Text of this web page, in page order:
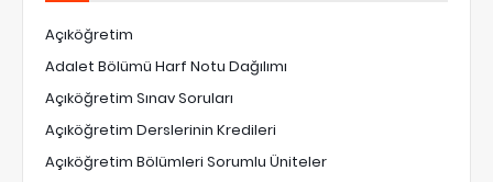
Açıköğretim
Adalet Bölümü Harf Notu Dağılımı
Açıköğretim Sınav Soruları
Açıköğretim Derslerinin Kredileri
Açıköğretim Bölümleri Sorumlu Üniteler